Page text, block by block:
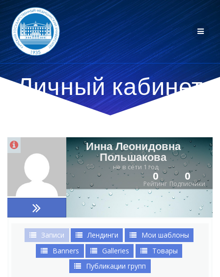
Личный кабинет
Инна Леонидовна
Польшакова
не в сети 1 год
Рейтинг
0
Подписчики
0
Записи Лендинги
Мои шаблоны
Banners
Galleries
Товары
Публикации групп